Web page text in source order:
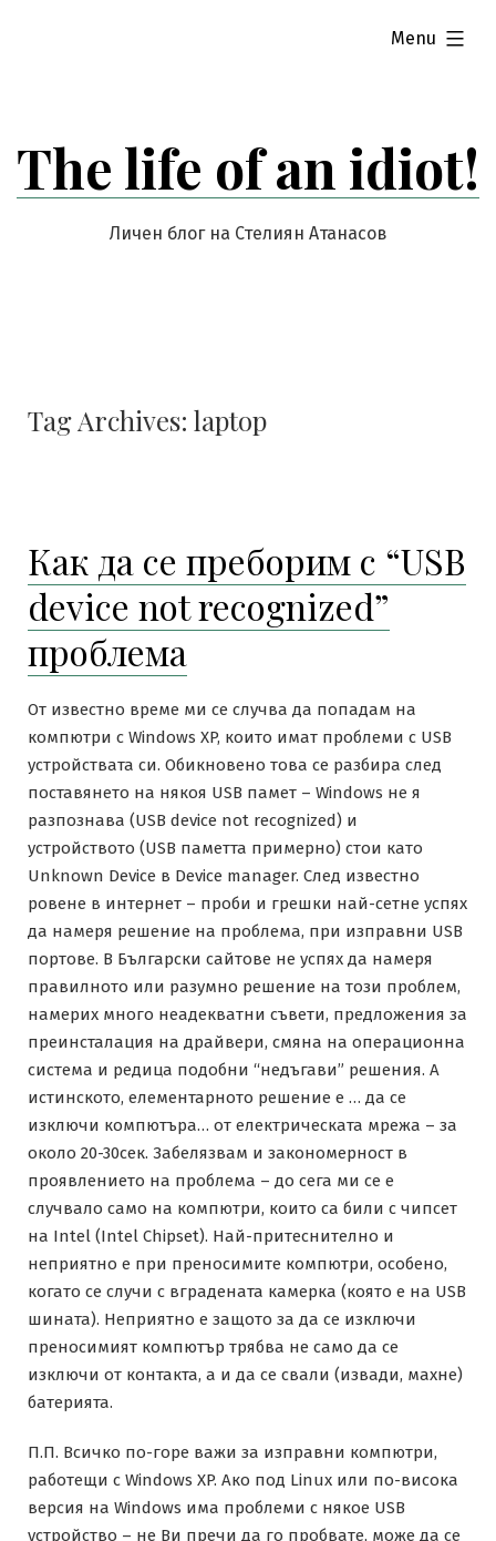
The life of an idiot!
Личен блог на Стелиян Атанасов
Menu
expanded
Tag Archives: laptop
Как да се преборим с “USB
device not recognized”
проблема
От известно време ми се случва да попадам на
компютри с Windows XP, които имат проблеми с USB
устройствата си. Обикновено това се разбира след
поставянето на някоя USB памет – Windows не я
разпознава (USB device not recognized) и
устройството (USB паметта примерно) стои като
Unknown Device в Device manager. След известно
ровене в интернет – проби и грешки най-сетне успях
да намеря решение на проблема, при изправни USB
портове. В Български сайтове не успях да намеря
правилното или разумно решение на този проблем,
намерих много неадекватни съвети, предложения за
преинсталация на драйвери, смяна на операционна
система и редица подобни “недъгави” решения. А
истинското, елементарното решение е … да се
изключи компютъра… от електрическата мрежа – за
около 20-30сек. Забелязвам и закономерност в
проявлението на проблема – до сега ми се е
случвало само на компютри, които са били с чипсет
на Intel (Intel Chipset). Най-притеснително и
неприятно е при преносимите компютри, особено,
когато се случи с вградената камерка (която е на USB
шината). Неприятно е защото за да се изключи
преносимият компютър трябва не само да се
изключи от контакта, а и да се свали (извади, махне)
батерията.
П.П. Всичко по-горе важи за изправни компютри,
работещи с Windows XP. Ако под Linux или по-висока
версия на Windows има проблеми с някое USB
устройство – не Ви пречи да го пробвате, може да се